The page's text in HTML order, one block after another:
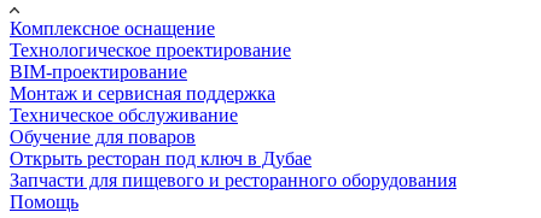
Комплексное оснащение
Технологическое проектирование
BIM-проектирование
Монтаж и сервисная поддержка
Техническое обслуживание
Обучение для поваров
Открыть ресторан под ключ в Дубае
Запчасти для пищевого и ресторанного оборудования
Помощь